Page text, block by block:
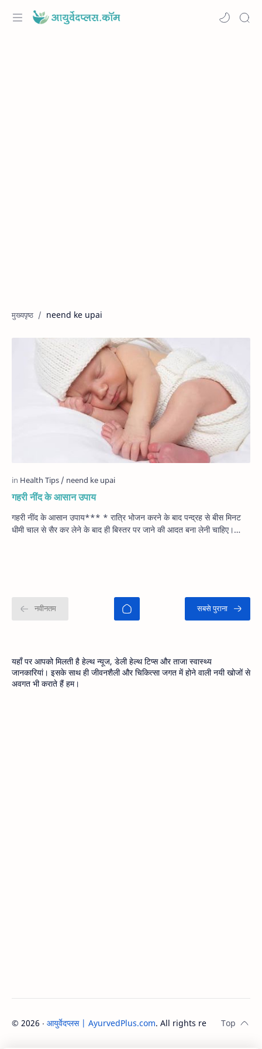
neend ke upai
गहरी नींद के आसान उपाय
गहरी नींद के आसान उपाय*** * रात्रि भोजन करने के बाद पन्द्रह से बीस मिनट
धीमी चाल से सैर कर लेने के बाद ही बिस्तर पर जाने की आदत बना लेनी चाहिए।…
यहाँ पर आपको मिलती है हेल्थ न्यूज, डेली हेल्थ टिप्स और ताजा स्वास्थ्य
जानकारियां। इसके साथ ही जीवनशैली और चिकित्सा जगत में होने वाली नयी खोजों से
अवगत भी कराते हैं हम।
© 2026 ‧ आयुर्वेदप्लस | AyurvedPlus.com. All rights reserved.